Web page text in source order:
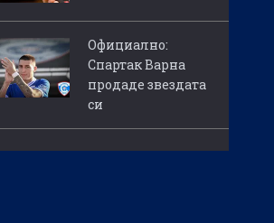
Официално:
Спартак Варна
продаде звездата
си